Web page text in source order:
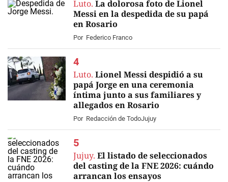
Luto. La dolorosa foto de Lionel
Messi en la despedida de su papá
en Rosario
Por Federico Franco
Luto. Lionel Messi despidió a su
papá Jorge en una ceremonia
íntima junto a sus familiares y
allegados en Rosario
Por Redacción de TodoJujuy
Jujuy. El listado de seleccionados
del casting de la FNE 2026: cuándo
arrancan los ensayos